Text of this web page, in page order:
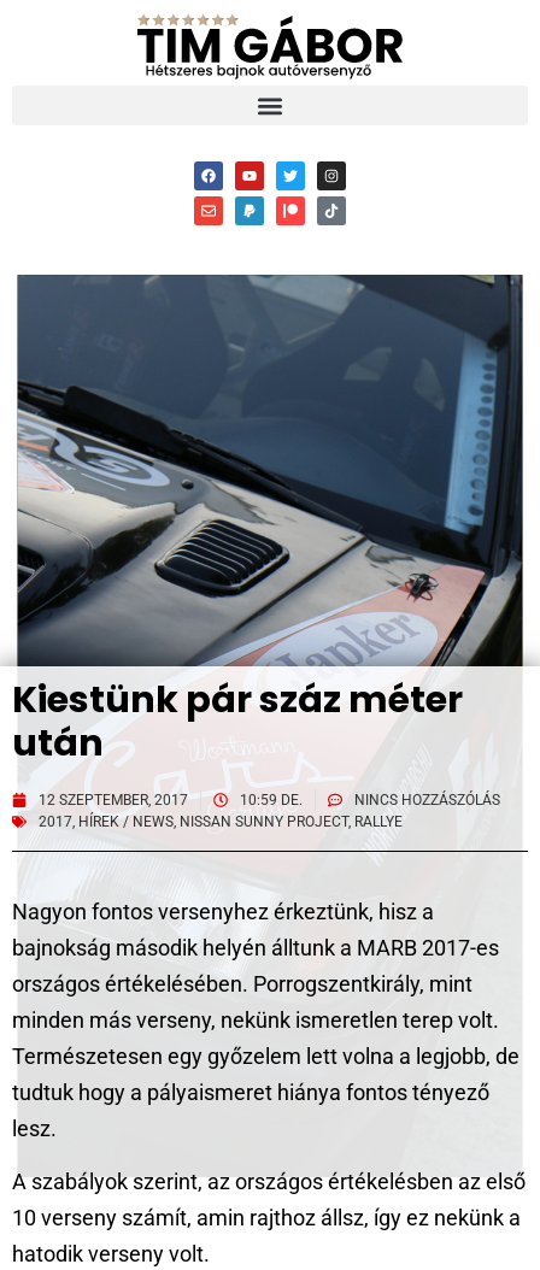
Kiestünk pár száz méter
után
12 SZEPTEMBER, 2017 10:59 DE.
NINCS HOZZÁSZÓLÁS
2017, HÍREK / NEWS, NISSAN SUNNY PROJECT, RALLYE
Nagyon fontos versenyhez érkeztünk, hisz a
bajnokság második helyén álltunk a MARB 2017-es
országos értékelésében. Porrogszentkirály, mint
minden más verseny, nekünk ismeretlen terep volt.
Természetesen egy győzelem lett volna a legjobb, de
tudtuk hogy a pályaismeret hiánya fontos tényező
lesz.
A szabályok szerint, az országos értékelésben az első
10 verseny számít, amin rajthoz állsz, így ez nekünk a
hatodik verseny volt.